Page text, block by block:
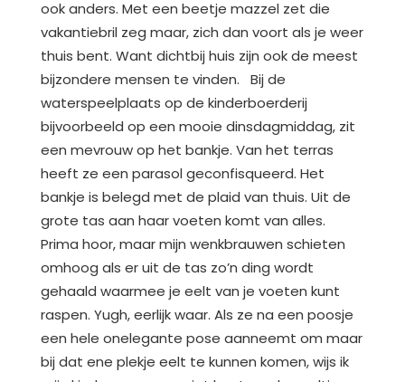
ook anders. Met een beetje mazzel zet die
vakantiebril zeg maar, zich dan voort als je weer
thuis bent. Want dichtbij huis zijn ook de meest
bijzondere mensen te vinden. Bij de
waterspeelplaats op de kinderboerderij
bijvoorbeeld op een mooie dinsdagmiddag, zit
een mevrouw op het bankje. Van het terras
heeft ze een parasol geconfisqueerd. Het
bankje is belegd met de plaid van thuis. Uit de
grote tas aan haar voeten komt van alles.
Prima hoor, maar mijn wenkbrauwen schieten
omhoog als er uit de tas zo’n ding wordt
gehaald waarmee je eelt van je voeten kunt
raspen. Yugh, eerlijk waar. Als ze na een poosje
een hele onelegante pose aanneemt om maar
bij dat ene plekje eelt te kunnen komen, wijs ik